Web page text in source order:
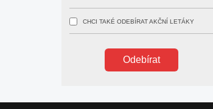
CHCI TAKÉ ODEBÍRAT AKČNÍ LETÁKY
Odebírat